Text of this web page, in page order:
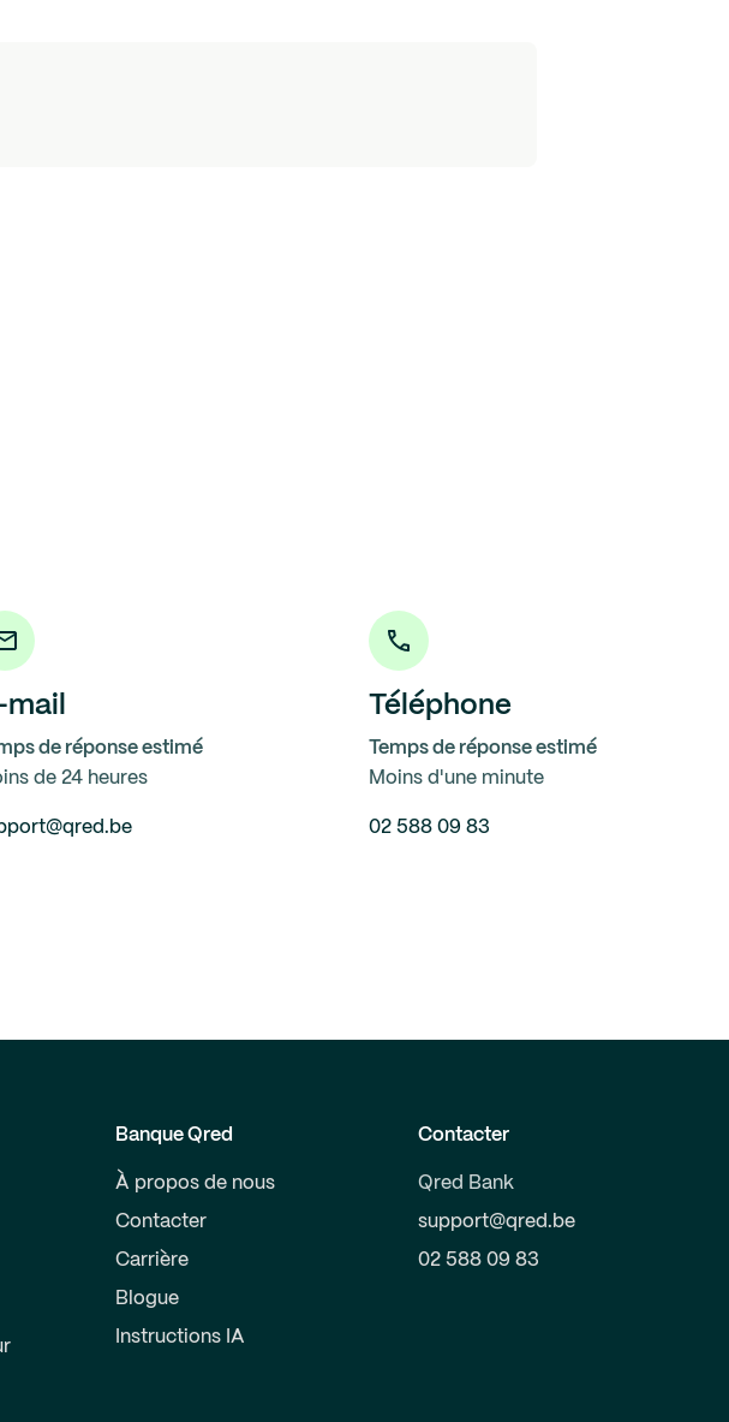
mail
de réponse estimé
de 24 heures
Téléphone
Temps de réponse estimé
Moins d'une minute
02 588 09 83
Banque Qred
À propos de nous
Contacter
Carrière
Blogue
Instructions IA
Contacter
Qred Bank
support@qred.be
02 588 09 83